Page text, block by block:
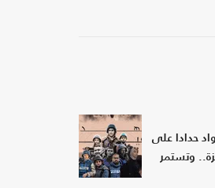
حدادا على
وتستمر